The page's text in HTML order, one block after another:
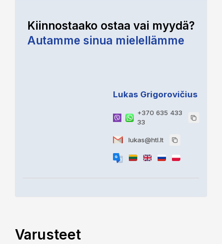
Kiinnostaako ostaa vai myydä?
Autamme sinua mielellämme
Lukas Grigorovičius
+370 635 433
33
lukas@htl.lt
Varusteet